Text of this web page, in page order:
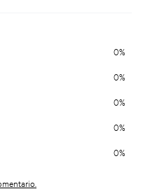
0%
0%
0%
0%
0%